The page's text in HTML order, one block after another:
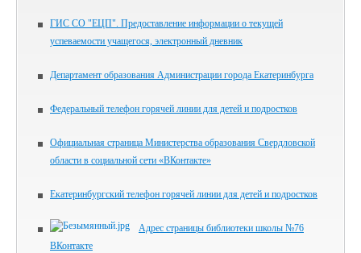
ГИС СО "ЕЦП". Предоставление информации о текущей
успеваемости учащегося, электронный дневник
Департамент образования Администрации города Екатеринбурга
Федеральный телефон горячей линии для детей и подростков
Официальная страница Министерства образования Свердловской
области в социальной сети «ВКонтакте»
Екатеринбургский телефон горячей линии для детей и подростков
Адрес страницы библиотеки школы №76
ВКонтакте